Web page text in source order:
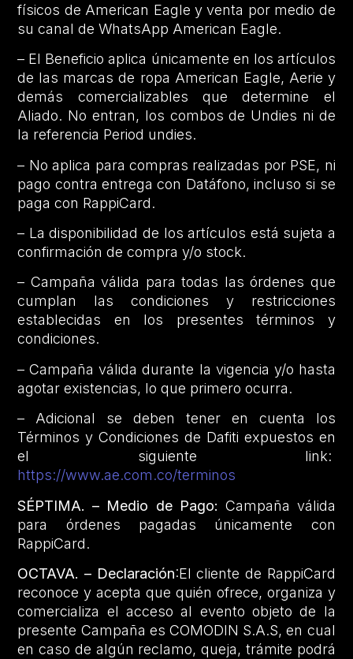
físicos de American Eagle y venta por medio de
su canal de WhatsApp American Eagle.
– El Beneficio aplica únicamente en los artículos
de las marcas de ropa American Eagle, Aerie y
demás comercializables que determine el
Aliado. No entran, los combos de Undies ni de
la referencia Period undies.
– No aplica para compras realizadas por PSE, ni
pago contra entrega con Datáfono, incluso si se
paga con RappiCard.
– La disponibilidad de los artículos está sujeta a
confirmación de compra y/o stock.
– Campaña válida para todas las órdenes que
cumplan las condiciones y restricciones
establecidas en los presentes términos y
condiciones.
– Campaña válida durante la vigencia y/o hasta
agotar existencias, lo que primero ocurra.
– Adicional se deben tener en cuenta los
Términos y Condiciones de Dafiti expuestos en
el siguiente link:
https://www.ae.com.co/terminos
SÉPTIMA. – Medio de Pago: Campaña válida
para órdenes pagadas únicamente con
RappiCard.
OCTAVA. – Declaración:El cliente de RappiCard
reconoce y acepta que quién ofrece, organiza y
comercializa el acceso al evento objeto de la
presente Campaña es COMODIN S.A.S, en cual
en caso de algún reclamo, queja, trámite podrá